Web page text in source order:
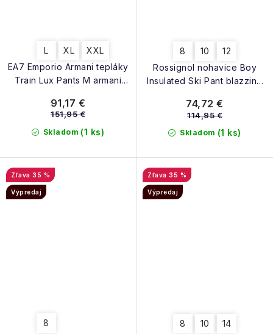
EA7 Emporio Armani tepláky
Train Lux Pants M armani
L XL XXL
Skladom (1 ks)
91,17 €
151,95 €
Rossignol nohavice Boy
Insulated Ski Pant blazzing
8 10 12
Skladom (1 ks)
74,72 €
114,95 €
35 %
Výpredaj
8
35 %
Výpredaj
8 10 14